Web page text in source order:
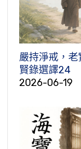
嚴持淨戒，
賢錄選譯24
2026-06-19